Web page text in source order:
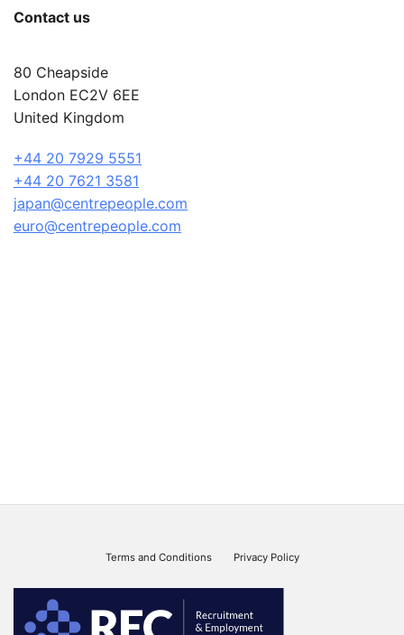
Contact us
80 Cheapside
London EC2V 6EE
United Kingdom
+44 20 7929 5551
+44 20 7621 3581
japan@centrepeople.com
euro@centrepeople.com
Terms and Conditions Privacy Policy